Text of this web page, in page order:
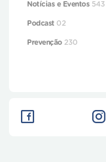
Notícias e Eventos 543
Podcast 02
Prevenção 230